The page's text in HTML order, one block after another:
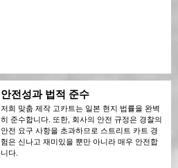
안전성과 법적 준수
저희 맞춤 제작 고카트는 일본 현지 법률을 완벽
히 준수합니다. 또한, 회사의 안전 규정은 경찰의
안전 요구 사항을 초과하므로 스트리트 카트 경
험은 신나고 재미있을 뿐만 아니라 매우 안전합
니다.